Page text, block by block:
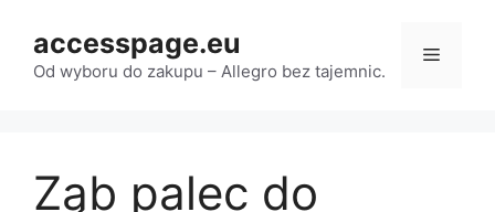
treści
accesspage.eu
Od wyboru do zakupu – Allegro bez tajemnic.
Menu
Ząb palec do